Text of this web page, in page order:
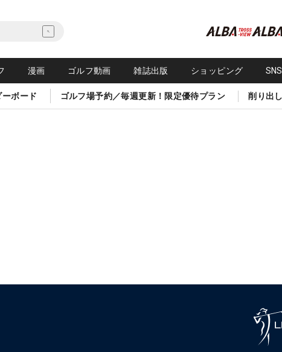
漫画 ゴルフ動画 雑誌出版 ショッピング
ボード ゴルフ場予約／毎週更新！限定優待プラン 削り出